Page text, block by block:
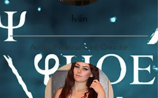
Iván
Audio; Personalidad; Creador